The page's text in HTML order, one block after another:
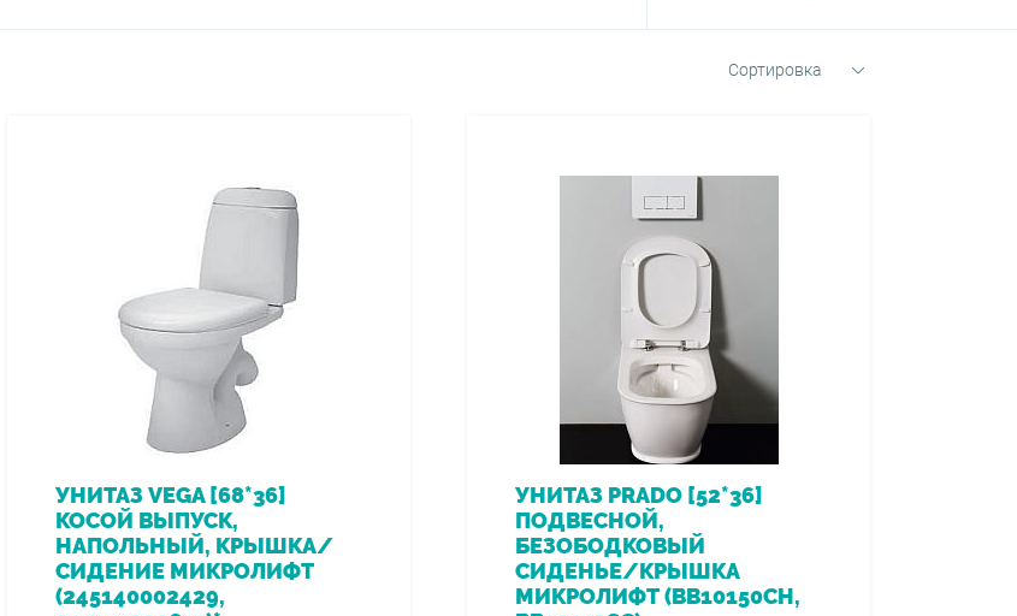
Сортировка
УНИТАЗ VEGA [68*36]
КОСОЙ ВЫПУСК,
НАПОЛЬНЫЙ, КРЫШКА/
СИДЕНИЕ МИКРОЛИФТ
(245140002429,
УНИТАЗ PRADO [52*36]
ПОДВЕСНОЙ,
БЕЗОБОДКОВЫЙ
СИДЕНЬЕ/КРЫШКА
МИКРОЛИФТ (BB10150CH,